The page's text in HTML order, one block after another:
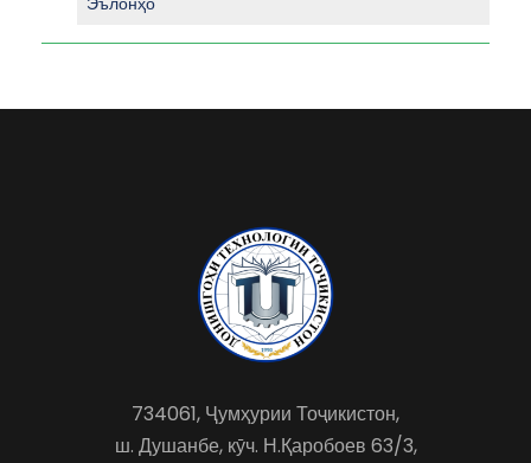
734061, Ҷумҳурии Тоҷикистон,
ш. Душанбе, кӯч. Н.Қаробоев 63/3,